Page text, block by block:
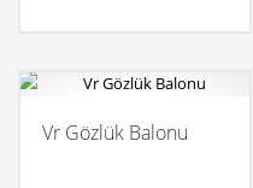
Vr Gözlük Balonu